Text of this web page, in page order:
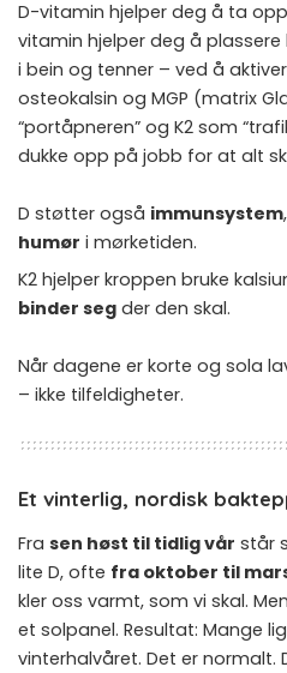
D-vitamin hjelper deg å ta
vitamin hjelper deg å
i bein og tenner – ved å
osteokalsin og MGP (matrix
“portåpneren” og K2 som
dukke opp på jobb for at alt
D støtter også immunsystem,
humør i mørketiden.
K2 hjelper kroppen bruke
binder seg der den skal.
Når dagene er korte og sola
– ikke tilfeldigheter.
Et vinterlig, nordisk
Fra sen høst til tidlig vår står
lite D, ofte fra oktober til
kler oss varmt, som vi skal.
et solpanel. Resultat: Mange
vinterhalvåret. Det er normalt.